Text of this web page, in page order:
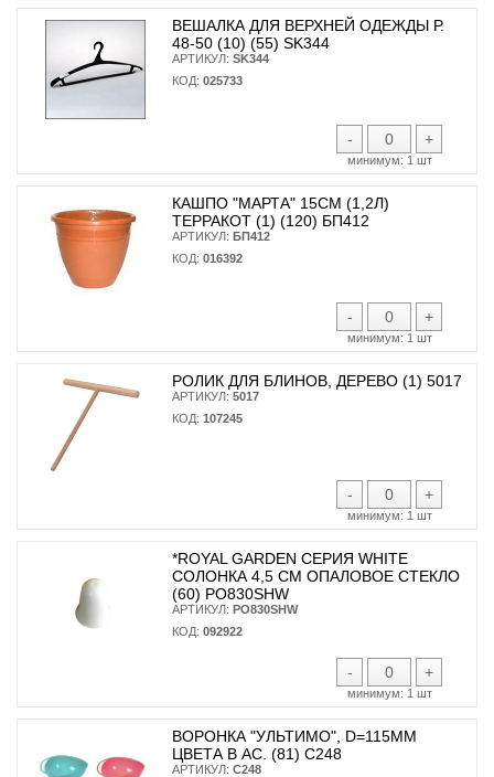
ВЕШАЛКА ДЛЯ ВЕРХНЕЙ ОДЕЖДЫ Р.
48-50 (10) (55) SK344
АРТИКУЛ: SK344
КОД: 025733
- +
минимум: 1 шт
КАШПО "МАРТА" 15СМ (1,2Л)
ТЕРРАКОТ (1) (120) БП412
АРТИКУЛ: БП412
КОД: 016392
- +
минимум: 1 шт
РОЛИК ДЛЯ БЛИНОВ, ДЕРЕВО (1) 5017
АРТИКУЛ: 5017
КОД: 107245
- +
минимум: 1 шт
*ROYAL GARDEN СЕРИЯ WHITE
СОЛОНКА 4,5 СМ ОПАЛОВОЕ СТЕКЛО
(60) PO830SHW
АРТИКУЛ: PO830SHW
КОД: 092922
- +
минимум: 1 шт
ВОРОНКА "УЛЬТИМО", D=115ММ
ЦВЕТА В АС. (81) С248
АРТИКУЛ: С248